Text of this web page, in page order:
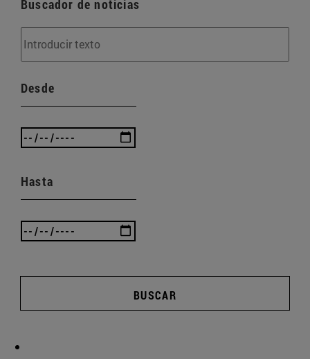
Buscador de noticias
Desde
Hasta
BUSCAR